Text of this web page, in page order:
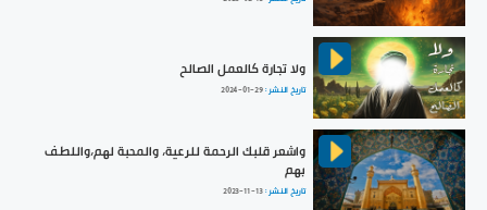
ولا تجارة كالعمل الصالح
تاريخ النشر :2024-01-29
واشعر قلبك الرحمة للرعية، والمحبة لهم،واللطف
بهم
تاريخ النشر :2023-11-13